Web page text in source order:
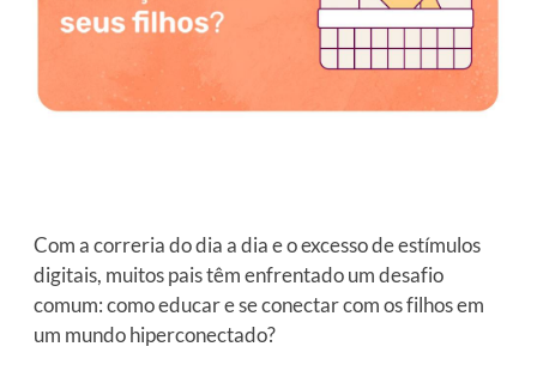
Com a correria do dia a dia e o excesso de estímulos
digitais, muitos pais têm enfrentado um desafio
comum: como educar e se conectar com os filhos em
um mundo hiperconectado?